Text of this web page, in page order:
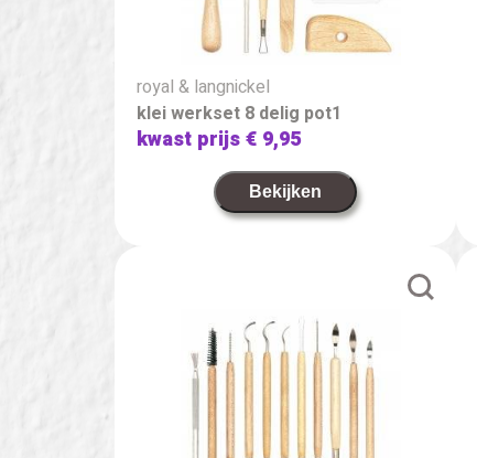
royal & langnickel
klei werkset 8 delig pot1
kwast prijs€ 9,95
Bekijken